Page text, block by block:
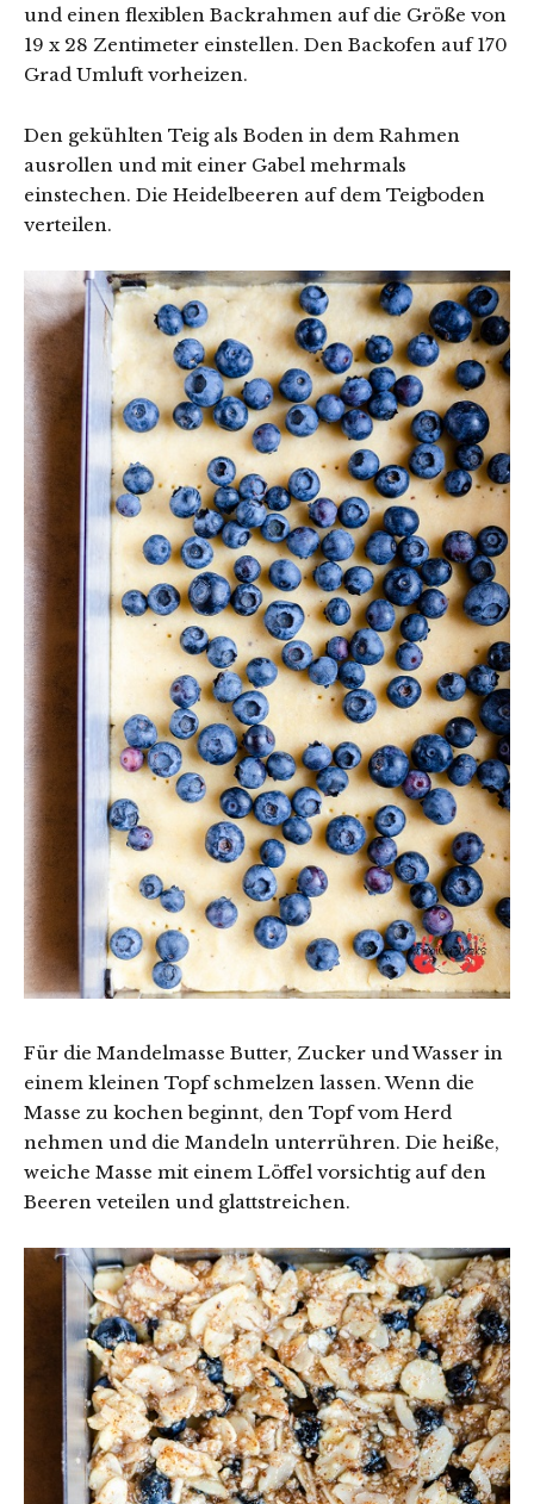
und einen flexiblen Backrahmen auf die Größe von
19 x 28 Zentimeter einstellen. Den Backofen auf 170
Grad Umluft vorheizen.
Den gekühlten Teig als Boden in dem Rahmen
ausrollen und mit einer Gabel mehrmals
einstechen. Die Heidelbeeren auf dem Teigboden
verteilen.
Für die Mandelmasse Butter, Zucker und Wasser in
einem kleinen Topf schmelzen lassen. Wenn die
Masse zu kochen beginnt, den Topf vom Herd
nehmen und die Mandeln unterrühren. Die heiße,
weiche Masse mit einem Löffel vorsichtig auf den
Beeren veteilen und glattstreichen.